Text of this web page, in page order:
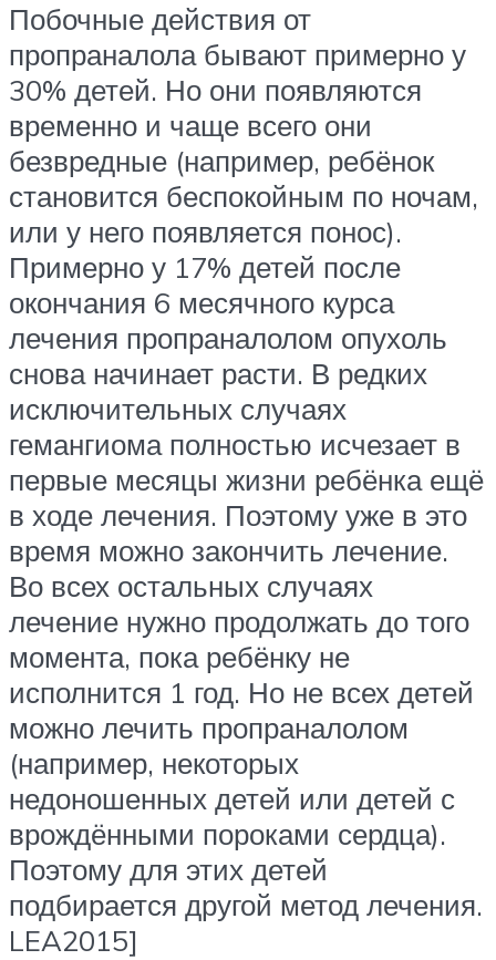
Побочные действия от
пропраналола бывают примерно у
30% детей. Но они появляются
временно и чаще всего они
безвредные (например, ребёнок
становится беспокойным по ночам,
или у него появляется понос).
Примерно у 17% детей после
окончания 6 месячного курса
лечения пропраналолом опухоль
снова начинает расти. В редких
исключительных случаях
гемангиома полностью исчезает в
первые месяцы жизни ребёнка ещё
в ходе лечения. Поэтому уже в это
время можно закончить лечение.
Во всех остальных случаях
лечение нужно продолжать до того
момента, пока ребёнку не
исполнится 1 год. Но не всех детей
можно лечить пропраналолом
(например, некоторых
недоношенных детей или детей с
врождёнными пороками сердца).
Поэтому для этих детей
подбирается другой метод лечения.
LEA2015]‎